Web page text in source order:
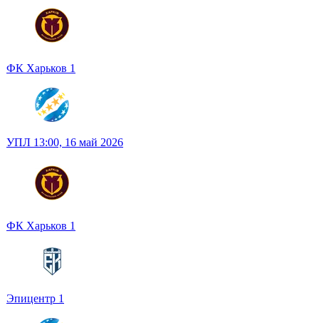
ФК Харьков 1
УПЛ 13:00, 16 май 2026
ФК Харьков 1
Эпицентр 1